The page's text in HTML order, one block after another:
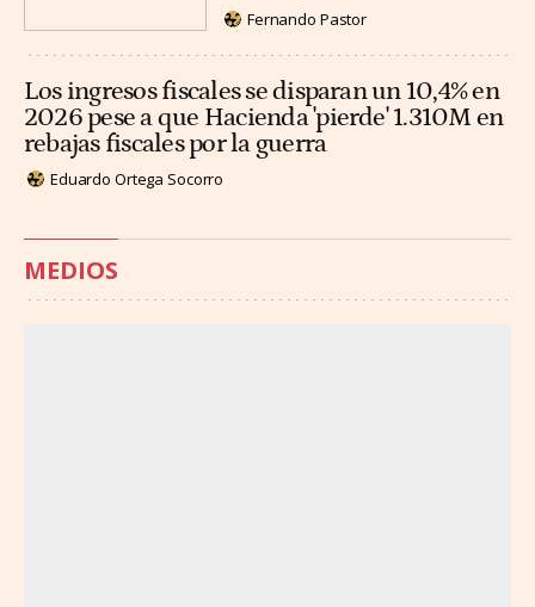
Fernando Pastor
Los ingresos fiscales se disparan un 10,4% en
2026 pese a que Hacienda 'pierde' 1.310M en
rebajas fiscales por la guerra
Eduardo Ortega Socorro
MEDIOS